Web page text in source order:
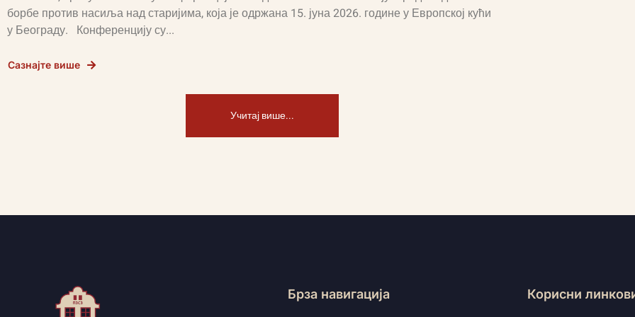
борбе против насиља над старијима, која је одржана 15. јуна 2026. године у Европској кући
у Београду. Конференцију су...
Сазнајте више
Учитај више...
Брза навигација Корисни